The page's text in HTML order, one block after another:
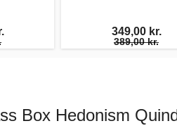
349,00 kr.
389,00 kr.
Box Hedonism